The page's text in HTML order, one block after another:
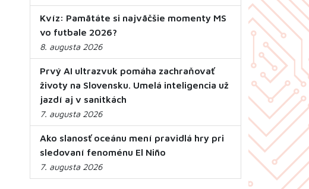
Kvíz: Pamätáte si najväčšie momenty MS
vo futbale 2026?
8. augusta 2026
Prvý AI ultrazvuk pomáha zachraňovať
životy na Slovensku. Umelá inteligencia už
jazdí aj v sanitkách
7. augusta 2026
Ako slanosť oceánu mení pravidlá hry pri
sledovaní fenoménu El Niño
7. augusta 2026